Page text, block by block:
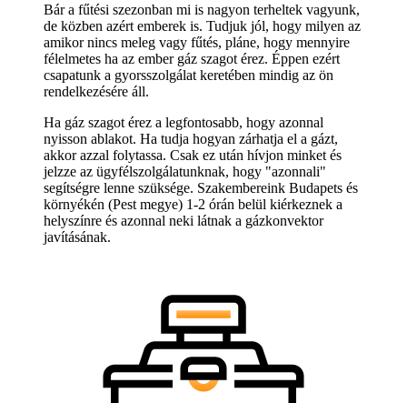
Bár a fűtési szezonban mi is nagyon terheltek vagyunk,
de közben azért emberek is. Tudjuk jól, hogy milyen az
amikor nincs meleg vagy fűtés, pláne, hogy mennyire
félelmetes ha az ember gáz szagot érez. Éppen ezért
csapatunk a gyorsszolgálat keretében mindig az ön
rendelkezésére áll.
Ha gáz szagot érez a legfontosabb, hogy azonnal
nyisson ablakot. Ha tudja hogyan zárhatja el a gázt,
akkor azzal folytassa. Csak ez után hívjon minket és
jelzze az ügyfélszolgálatunknak, hogy "azonnali"
segítségre lenne szüksége. Szakembereink Budapets és
környékén (Pest megye) 1-2 órán belül kiérkeznek a
helyszínre és azonnal neki látnak a gázkonvektor
javításának.